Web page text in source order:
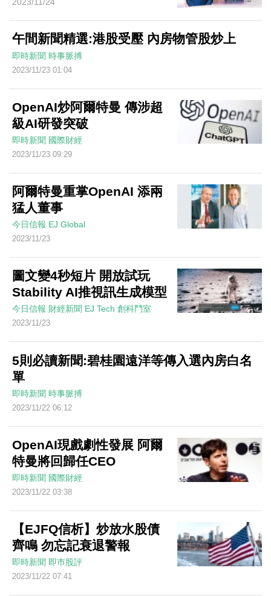
2023/11/24
午間新聞精選:港股受壓 內房物管股炒上
即時新聞 時事脈搏
2023/11/23 01:04
OpenAI炒阿爾特曼 傳涉超
級AI研發突破
即時新聞 國際財經
2023/11/23 09:29
阿爾特曼重掌OpenAI 添兩
猛人董事
今日信報 EJ Global
2023/11/23
圖文變4秒短片 開放試玩
Stability AI推視訊生成模型
今日信報 財經新聞 EJ Tech 創科鬥室
2023/11/23
5則必讀新聞:碧桂園遠洋等傳入選內房白名
單
即時新聞 時事脈搏
2023/11/22 06:12
OpenAI現戲劇性發展 阿爾
特曼將回歸任CEO
即時新聞 國際財經
2023/11/22 03:38
【EJFQ信析】炒放水股債
齊鳴 勿忘記衰退警報
即時新聞 即巿股評
2023/11/22 07:41